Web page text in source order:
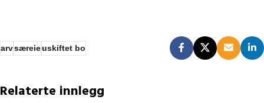
arvsæreieuskiftet bo
Relaterte innlegg